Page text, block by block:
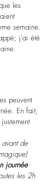
les
semaine.
j'ai été
peuvent
En fait,
de
journée
les 2h